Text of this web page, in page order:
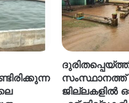
സംസ്ഥാനത്ത്
ജില്ലകളില്‍